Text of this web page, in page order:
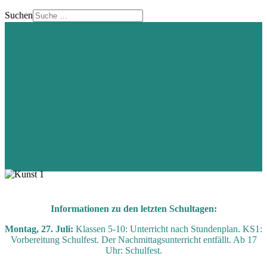
Suchen
Informationen zu den letzten Schultagen:
Montag, 27. Juli: Klassen 5-10: Unterricht nach Stundenplan. KS1:
Vorbereitung Schulfest. Der Nachmittagsunterricht entfällt. Ab 17
Uhr: Schulfest.